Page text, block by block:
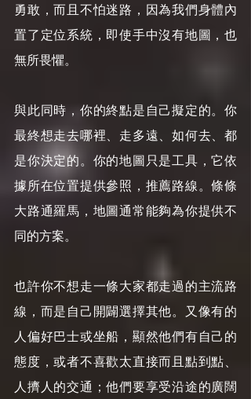
勇敢，而且不怕迷路，因為我們身體內
置了定位系統，即使手中沒有地圖，也
無所畏懼。
與此同時，你的終點是自己擬定的。你
最終想走去哪裡、走多遠、如何去、都
是你決定的。你的地圖只是工具，它依
據所在位置提供參照，推薦路線。條條
大路通羅馬，地圖通常能夠為你提供不
同的方案。
也許你不想走一條大家都走過的主流路
線，而是自己開闢選擇其他。又像有的
人偏好巴士或坐船，顯然他們有自己的
態度，或者不喜歡太直接而且點到點、
人擠人的交通；他們要享受沿途的廣闊